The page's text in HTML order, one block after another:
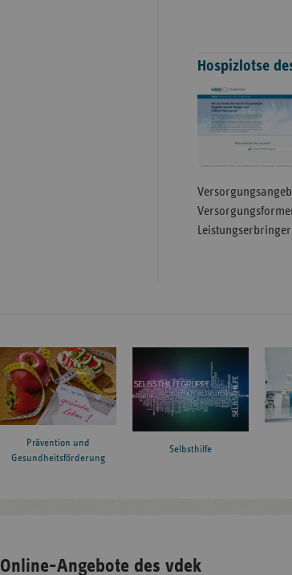
Hospizlotse
Prävention und
Gesundheitsförderung
Selbsthilfe
Online-Angebote des vdek